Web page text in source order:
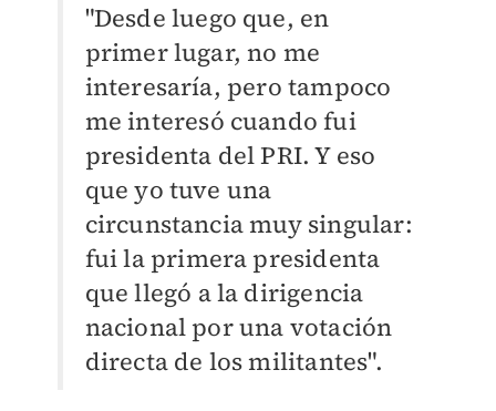
"Desde luego que, en
primer lugar, no me
interesaría, pero tampoco
me interesó cuando fui
presidenta del PRI. Y eso
que yo tuve una
circunstancia muy singular:
fui la primera presidenta
que llegó a la dirigencia
nacional por una votación
directa de los militantes".